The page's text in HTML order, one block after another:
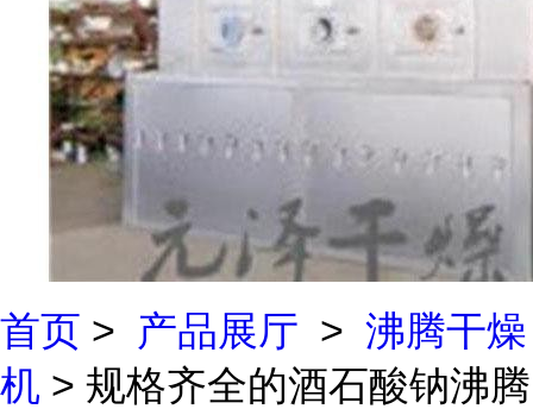
首页 > 产品展厅 > 沸腾干燥
机 > 规格齐全的酒石酸钠沸腾